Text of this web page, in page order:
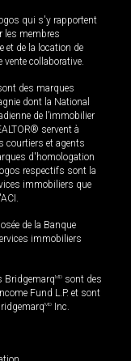
qui s'y rapportent
les membres
et de la location de
collaborative.
des marques
dont la National
de l’immobilier
servent à
courtiers et agents
d'homologation
respectifs sont la
immobiliers que
de la Banque
immobiliers
BridgemarqMD sont des
Fund L.P. et sont
MD Inc.